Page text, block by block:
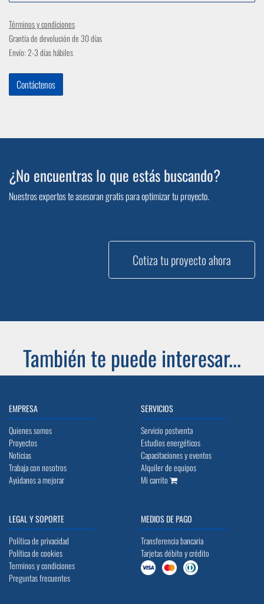
Términos y condiciones
Grantía de devolución de 30 días
Envío: 2-3 días hábiles
Contáctenos
¿No encuentras lo que estás buscando?
Nuestros expertos te asesoran gratis para optimizar tu proyecto.
Cotiza tu proyecto ahora
También te puede interesar...
EMPRESA
Quienes somos
Proyectos
Noticias
Trabaja con nosotros
Ayúdanos a mejorar
SERVICIOS
Servicio postventa
Estudios energéticos
Capacitaciones y eventos
Alquiler de equipos
Mi carrito
LEGAL Y SOPORTE
Política de privacidad
Política de cookies
Terminos y condiciones
Preguntas frecuentes
MEDIOS DE PAGO
Transferencia bancaria
Tarjetas débito y crédito